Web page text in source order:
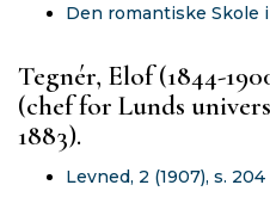
Den romantiske Skole i
Tegnér, Elof (1844-
(chef for Lunds
1883).
Levned, 2 (1907), s. 204